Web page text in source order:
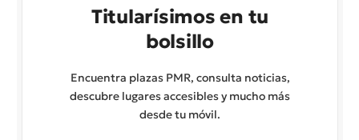
Titularísimos en tu
bolsillo
Encuentra plazas PMR, consulta noticias,
descubre lugares accesibles y mucho más
desde tu móvil.